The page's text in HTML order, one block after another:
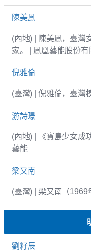
陳美鳳
(內地) | 陳美鳳，臺灣
家。 | 鳳凰藝能股份有
倪雅倫
(臺灣) | 倪雅倫，臺灣
游詩璟
(內地) | 《寶島少女成
藝能
梁又南
(臺灣) | 梁又南（
劉籽辰